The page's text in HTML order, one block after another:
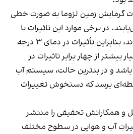
گرمایش زمین لزوما به صورت خطی
در برخی موارد این تاثیرات با
افزایش دما تسریع می‌شوند، بنابراین تأثیرات در دمای ۳ درجه
از چهار برابر تاثیرات در
باشد و در بدترین حالت، سیستم آب
برسد که دستخوش تغییرات
و همکارانش تحقیقی را منتشر
آب و هوایی در سطوح مختلف